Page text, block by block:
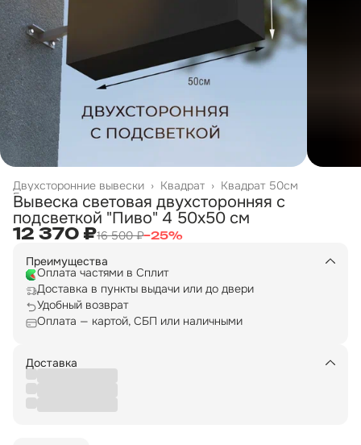
Квадрат 50см
Квадрат ›
Двухсторонние вывески ›
Главная ›
Вывеска световая двухсторонняя с
подсветкой "Пиво" 4 50х50 см
12 370 ₽16 500 ₽−25%
Преимущества
Оплата частями в Сплит
Доставка в пункты выдачи или до двери
Удобный возврат
Оплата — картой, СБП или наличными
Доставка